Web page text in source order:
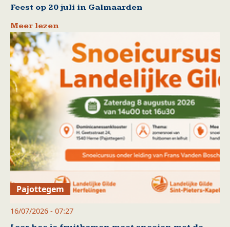
Feest op 20 juli in Galmaarden
Meer lezen
Pajottegem
16/07/2026 - 07:27